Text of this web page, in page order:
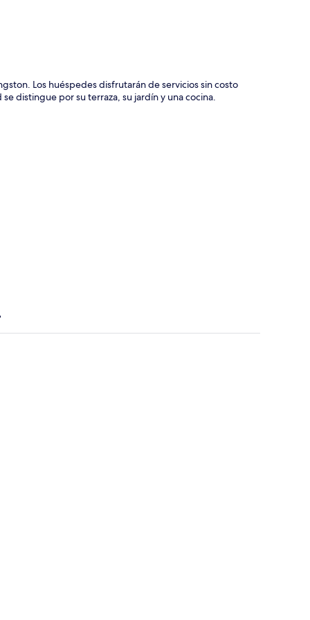
Los huéspedes disfrutarán de servicios sin costo
distingue por su terraza, su jardín y una cocina.